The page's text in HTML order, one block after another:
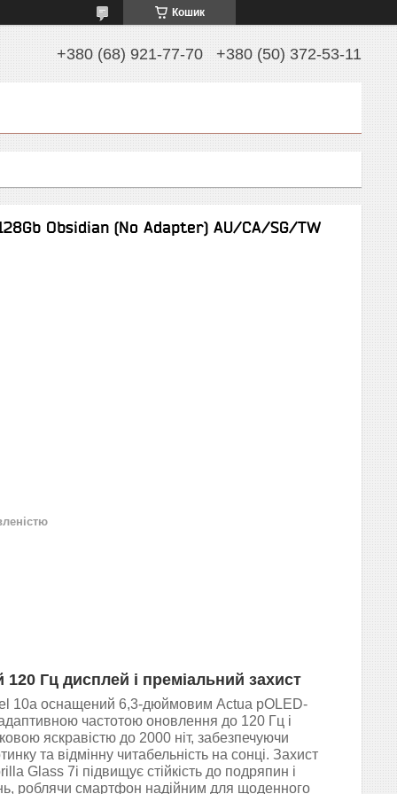
Кошик
+380 (68) 921-77-70 +380 (50) 372-53-11
Obsidian (No Adapter) AU/CA/SG/TW
120 Гц дисплей і преміальний захист
10a оснащений 6,3-дюймовим Actua pOLED-
частотою оновлення до 120 Гц і
яскравістю до 2000 ніт, забезпечуючи
та відмінну читабельність на сонці. Захист
Glass 7i підвищує стійкість до подряпин і
роблячи смартфон надійним для щоденного